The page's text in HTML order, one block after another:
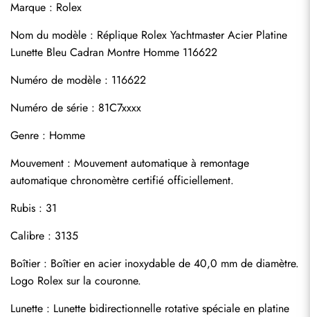
Marque : Rolex
Nom du modèle : Réplique Rolex Yachtmaster Acier Platine
Lunette Bleu Cadran Montre Homme 116622
Numéro de modèle : 116622
Numéro de série : 81C7xxxx
Genre : Homme
Mouvement : Mouvement automatique à remontage
automatique chronomètre certifié officiellement.
Rubis : 31
Calibre : 3135
Boîtier : Boîtier en acier inoxydable de 40,0 mm de diamètre.
Logo Rolex sur la couronne.
Lunette : Lunette bidirectionnelle rotative spéciale en platine
S'abonner